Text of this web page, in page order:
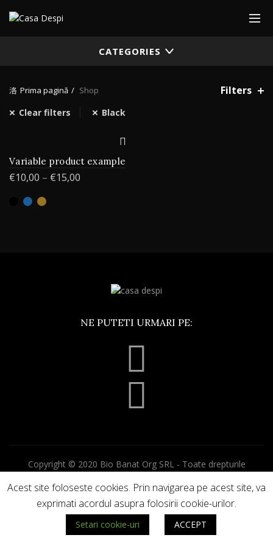
CATEGORIES
Prima pagină Shop Filters
Clear filters Black
Variable product example
€10,00 – €15,00
NE PUTETI URMARI PE:
Copyright © 2020 Bio Banat Org SRL - Toate drepturile
Termeni si conditii
Politica de confidentialitate
Politica de cookie-uri
Acest site foloseste cookies. Prin navigarea pe acest site, va
exprimati acordul asupra folosirii cookie-urilor.
Setari cookie-uri ACCEPT